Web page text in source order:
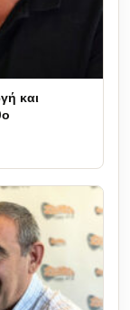
και